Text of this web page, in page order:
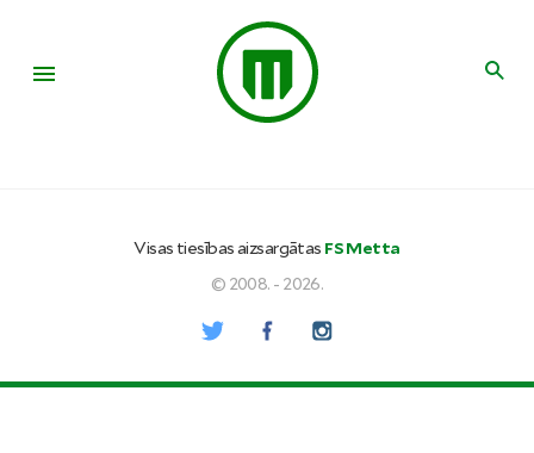
Visas tiesības aizsargātas FS Metta
© 2008. - 2026.